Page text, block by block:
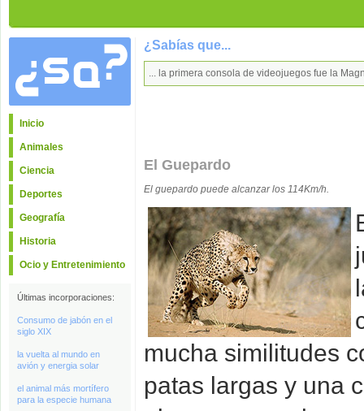
Inicio
Animales
Ciencia
Deportes
Geografía
Historia
Ocio y Entretenimiento
Últimas incorporaciones:
Consumo de jabón en el
siglo XIX
la vuelta al mundo en
avión y energia solar
el animal más mortífero
para la especie humana
¿Sabías que...
... la primera consola de videojuegos fue la
El Guepardo
El guepardo puede alcanzar los 114Km/h.
mucha similitudes
patas largas y una